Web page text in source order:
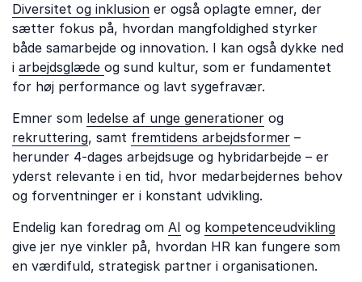
Diversitet og inklusion er også oplagte emner, der
sætter fokus på, hvordan mangfoldighed styrker
både samarbejde og innovation. I kan også dykke ned
i arbejdsglæde og sund kultur, som er fundamentet
for høj performance og lavt sygefravær.
Emner som ledelse af unge generationer og
rekruttering, samt fremtidens arbejdsformer –
herunder 4-dages arbejdsuge og hybridarbejde – er
yderst relevante i en tid, hvor medarbejdernes behov
og forventninger er i konstant udvikling.
Endelig kan foredrag om AI og kompetenceudvikling
give jer nye vinkler på, hvordan HR kan fungere som
en værdifuld, strategisk partner i organisationen.